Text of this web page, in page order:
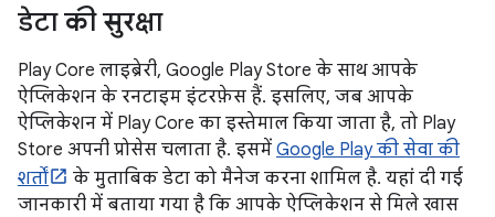
डेटा की सुरक्षा
Play Core लाइब्रेरी, Google Play Store के साथ आपके
ऐप्लिकेशन के रनटाइम इंटरफ़ेस हैं. इसलिए, जब आपके
ऐप्लिकेशन में Play Core का इस्तेमाल किया जाता है, तो Play
Store अपनी प्रोसेस चलाता है. इसमें Google Play की सेवा की
शर्तों
के मुताबिक डेटा को मैनेज करना शामिल है. यहां दी गई
जानकारी में बताया गया है कि आपके ऐप्लिकेशन से मिले खास